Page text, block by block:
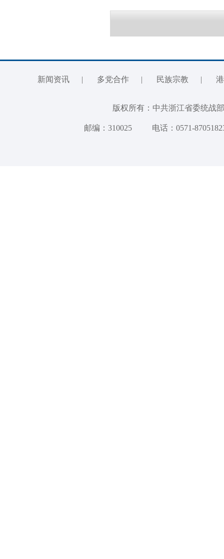
新闻资讯 | 多党合作 | 民族宗教 |
版权所有：中共浙江省委统
邮编：310025 电话：0571-